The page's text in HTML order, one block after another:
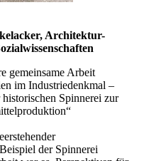
, Architektur-
gemeinsame Arbeit
im Industriedenkmal –
Spinnerei zur
“
der Spinnerei